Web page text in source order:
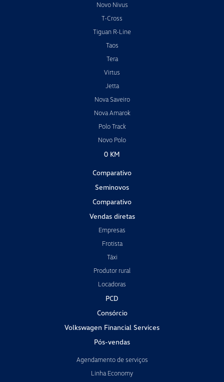
Novo Nivus
T-Cross
Tiguan R-Line
Taos
Tera
Virtus
Jetta
Nova Saveiro
Nova Amarok
Polo Track
Novo Polo
0 KM
Comparativo
Seminovos
Comparativo
Vendas diretas
Empresas
Frotista
Táxi
Produtor rural
Locadoras
PCD
Consórcio
Volkswagen Financial Services
Pós-vendas
Agendamento de serviços
Linha Economy